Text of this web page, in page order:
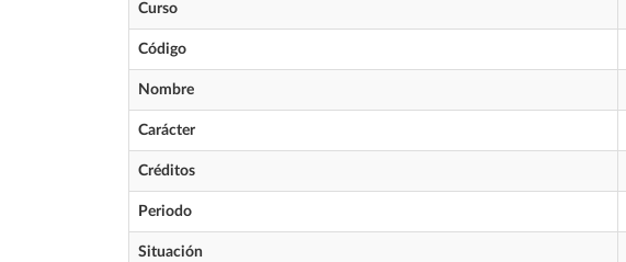
Curso
Código
Nombre
Carácter
Créditos
Periodo
Situación